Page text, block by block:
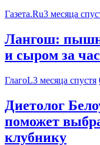
Газета.Ru3 месяца
Лангош:
и сыром за час
ГлагоL3 месяца спустя
Диетолог
поможет
клубнику